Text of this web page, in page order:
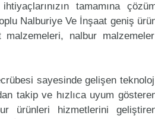
ihtiyaçlarınızın tamamına
Nalburiye Ve İnşaat geniş
malzemeleri, nalbur
sayesinde gelişen
takip ve hızlıca uyum
ürünleri hizmetlerini